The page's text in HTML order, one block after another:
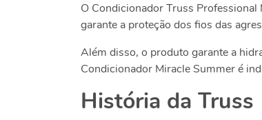
O Condicionador Truss
garante a proteção dos fios das
Além disso, o produto garante a
Condicionador Miracle Summer é
História da Truss